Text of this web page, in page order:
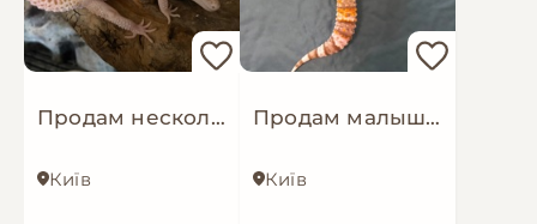
Продам несколько взрослых самок эублефара
Київ
Продам малыша эублефара
Київ